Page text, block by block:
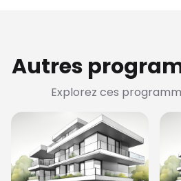
Autres
Explorez ces